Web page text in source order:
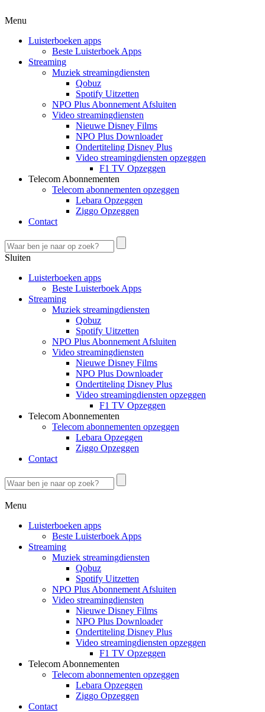
Menu
Luisterboeken apps
Beste Luisterboek Apps
Streaming
Muziek streamingdiensten
Qobuz
Spotify Uitzetten
NPO Plus Abonnement Afsluiten
Video streamingdiensten
Nieuwe Disney Films
NPO Plus Downloader
Ondertiteling Disney Plus
Video streamingdiensten opzeggen
F1 TV Opzeggen
Telecom Abonnementen
Telecom abonnementen opzeggen
Lebara Opzeggen
Ziggo Opzeggen
Contact
Sluiten
Luisterboeken apps
Beste Luisterboek Apps
Streaming
Muziek streamingdiensten
Qobuz
Spotify Uitzetten
NPO Plus Abonnement Afsluiten
Video streamingdiensten
Nieuwe Disney Films
NPO Plus Downloader
Ondertiteling Disney Plus
Video streamingdiensten opzeggen
F1 TV Opzeggen
Telecom Abonnementen
Telecom abonnementen opzeggen
Lebara Opzeggen
Ziggo Opzeggen
Contact
Menu
Luisterboeken apps
Beste Luisterboek Apps
Streaming
Muziek streamingdiensten
Qobuz
Spotify Uitzetten
NPO Plus Abonnement Afsluiten
Video streamingdiensten
Nieuwe Disney Films
NPO Plus Downloader
Ondertiteling Disney Plus
Video streamingdiensten opzeggen
F1 TV Opzeggen
Telecom Abonnementen
Telecom abonnementen opzeggen
Lebara Opzeggen
Ziggo Opzeggen
Contact